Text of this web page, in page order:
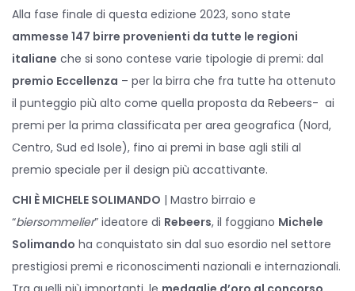
Alla fase finale di questa edizione 2023, sono state
ammesse 147 birre provenienti da tutte le regioni
italiane che si sono contese varie tipologie di premi: dal
premio Eccellenza – per la birra che fra tutte ha ottenuto
il punteggio più alto come quella proposta da Rebeers- ai
premi per la prima classificata per area geografica (Nord,
Centro, Sud ed Isole), fino ai premi in base agli stili al
premio speciale per il design più accattivante.
CHI È MICHELE SOLIMANDO | Mastro birraio e
“biersommelier” ideatore di Rebeers, il foggiano Michele
Solimando ha conquistato sin dal suo esordio nel settore
prestigiosi premi e riconoscimenti nazionali e internazionali.